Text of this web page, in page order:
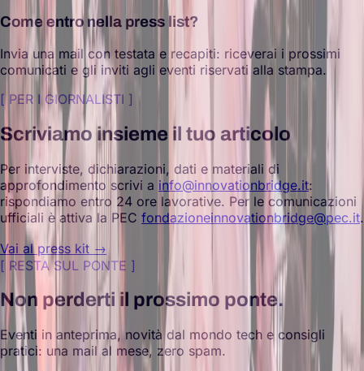
Come entro nella press list?
Invia una mail con testata e recapiti: riceverai i prossimi
comunicati e gli inviti agli eventi riservati alla stampa.
[ PER I GIORNALISTI ]
Scriviamo insieme il tuo articolo
Per interviste, dichiarazioni, dati e materiali di
approfondimento scrivi a info@innovationbridge.it:
rispondiamo entro 24 ore lavorative. Per le comunicazioni
ufficiali è attiva la PEC fondazioneinnovationbridge@pec.it.
Vai al press kit →
[ RESTA SUL PONTE ]
Non perderti il prossimo ponte.
Eventi in anteprima, novità dal mondo tech e consigli
pratici: una mail al mese, zero spam.